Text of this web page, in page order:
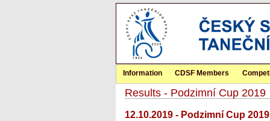
Information CDSF Members
Results - Podzimní Cup 2019
12.10.2019 - Podzimní Cup